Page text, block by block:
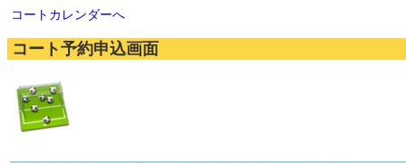
コートカレンダーへ
コート予約申込画面